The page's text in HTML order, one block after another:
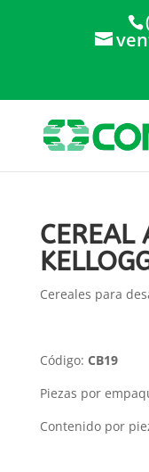
CEREAL
Cereales para
Código: CB19
Piezas por
Contenido por